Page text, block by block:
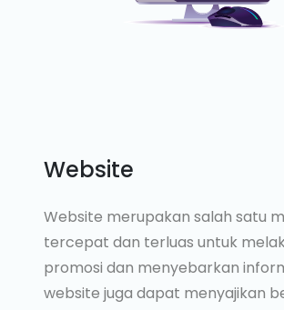
Website
Website merupakan salah satu
tercepat dan terluas untuk
promosi dan menyebarkan
website juga dapat menyajikan